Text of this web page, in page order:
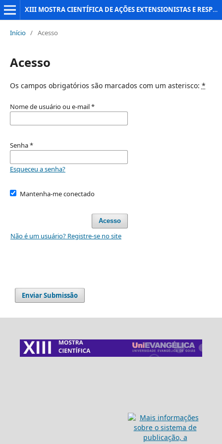
XIII MOSTRA CIENTÍFICA DE AÇÕES EXTENSIONISTAS E RESPONSABILIDADE SOCIAL
Início / Acesso
Acesso
Os campos obrigatórios são marcados com um asterisco: *
Nome de usuário ou e-mail*
Senha*
Esqueceu a senha?
Mantenha-me conectado
Acesso
Não é um usuário? Registre-se no site
Enviar Submissão